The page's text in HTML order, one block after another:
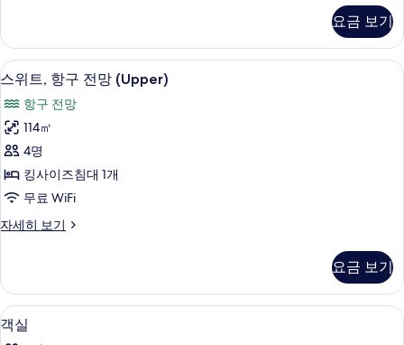
사
진
모
두
보
기
항
구
전
(80
Partial)
세
히
보
기
요금 보기
스
트,
항
구
전
망
(Upper)
진
모
두
스위트, 항구 전망 (Upper) | 거실 공간
8
스위트, 항구 전망 (Upper)
항구 전망
114㎡
4명
킹사이즈침대 1개
무료 WiFi
자세히 보기
스
구
전
망
(Upper)
요금 보기
객
실
이탈리아 프레떼 시트, 저자극성 침구
13
객실